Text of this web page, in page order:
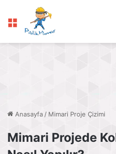
Menü
Anasayfa / Mimari Proje Çizimi
Mimari Projede